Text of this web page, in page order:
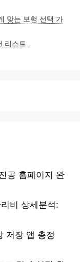
맞는 보험 선택 가
리스트
공 홈페이지 완
비 상세분석:
저장 앱 총정